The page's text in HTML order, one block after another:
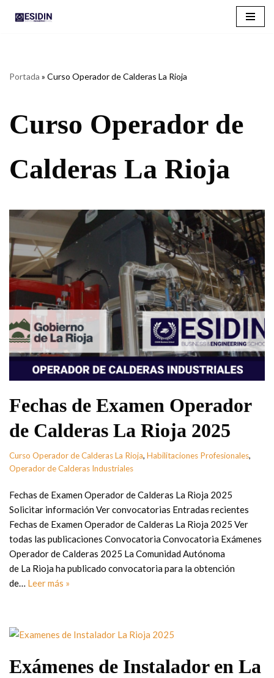
Portada » Curso Operador de Calderas La Rioja
Curso Operador de
Calderas La Rioja
Fechas de Examen Operador
de Calderas La Rioja 2025
Curso Operador de Calderas La Rioja, Habilitaciones Profesionales,
Operador de Calderas Industriales
Fechas de Examen Operador de Calderas La Rioja 2025
Solicitar información Ver convocatorias Entradas recientes
Fechas de Examen Operador de Calderas La Rioja 2025 Ver
todas las publicaciones Convocatoria Convocatoria Exámenes
Operador de Calderas 2025 La Comunidad Autónoma
de La Rioja ha publicado convocatoria para la obtención
de… Leer más »
Exámenes de Instalador en La